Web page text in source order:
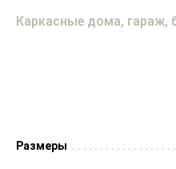
Каркасные дома, гараж,
Размеры